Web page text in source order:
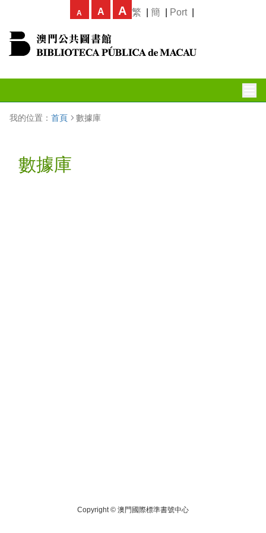
A A A 繁 簡 Port|
我的位置： 首頁 數據庫
數據庫
Copyright © 澳門國際標準書號中心